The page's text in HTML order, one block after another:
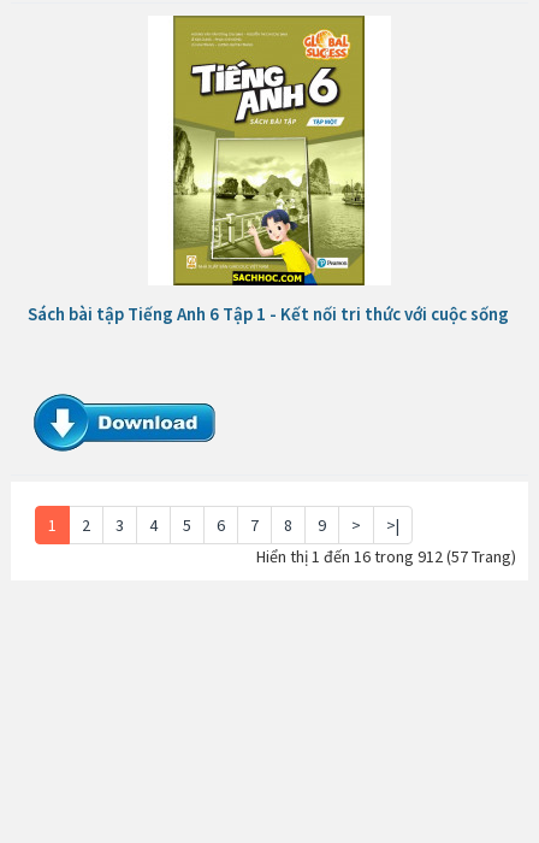
Sách bài tập Tiếng Anh 6 Tập 1 - Kết nối tri thức với cuộc sống
1 2 3 4 5 6 7 8 9 >
>|
Hiển thị 1 đến 16 trong 912 (57 Trang)